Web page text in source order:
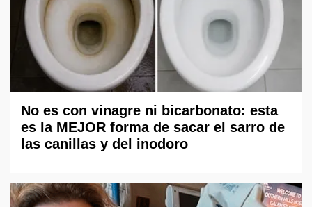
No es con vinagre ni bicarbonato: esta
es la MEJOR forma de sacar el sarro de
las canillas y del inodoro